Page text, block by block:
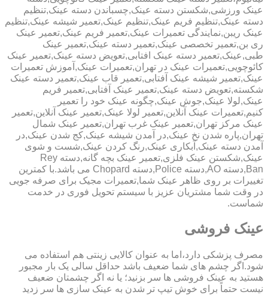
عینک ورزشی,شکستن دسته عینک,چسباندن دسته عینک,تنظیم
دسته عینک,تنظیم فریم عینک,تنظیم عینک,تعمیر شیشه عینک,تنظیم
عینک ریبن,نمایندگی تعمیرات عینک,تعمیر فریم عینک,تعمیر عینک
ری بن,تعمیر تخصصی عینک,تعمیر دسته عینک,تعمیر عینک
طبی,عینک,تعمیر دسته عینک افتابی,تعویض دسته عینک,تعمیر عینک
کائوچویی,تعمیرات عینک در تهران,تعمیرات عینک,آموزش تعمیرات
عینک,تعمیر شیشه عینک آفتابی,تعمیر قاب عینک,تعمیر دسته عینک
شکسته,تعویض دسته عینک,تعمیر عینک آفتابی,تعمیر فریم
عینک,لولا عینک,جوش عینک,چگونه عینک خود را تعمیر
کنیم,تعمیرات عینک آنلاین,تعمیر لولا عینک,تعمیر عینک آنلاین,تعمیر
عینک مرکز تهران,تعمیر عینک غرب تهران,تعمیر عینک شمال
تهران,پاره شدن نخ عینک,در آمدن شیشه عینک,کج شدن عینک,در
آمدن دسته عینک,آبکاری عینک,رنگ کردن عینک,شست و شوی
عینک,شکستن عینک فلزی,تعمیر عینک بچه گانه,دسته Rey
Ban,دسته AO,دسته Police,دسته Chopard می باشد.با کمترین
تغییرات بر روی ظاهر عینک شما,تعمیرات مجیک برای صرفه جویی
در وقت شما مشتریان عزیز با سیستم تحویل فوری در خدمت
شماست.
عینک فروشی
مصرف پزشکی دارد،اما به عنوان کالایی زینتی هم استفاده می
شود.اگر چشم های شما ضعیف باشد حداقل سالی یک بار مجبور
هستید به عینک فروشی ها سر بزنید؛ یا نه اگر چشمتان ضعیف
نیست حتماً برای خوش تیپ تر شدن به عینک سازی ها سر زدید